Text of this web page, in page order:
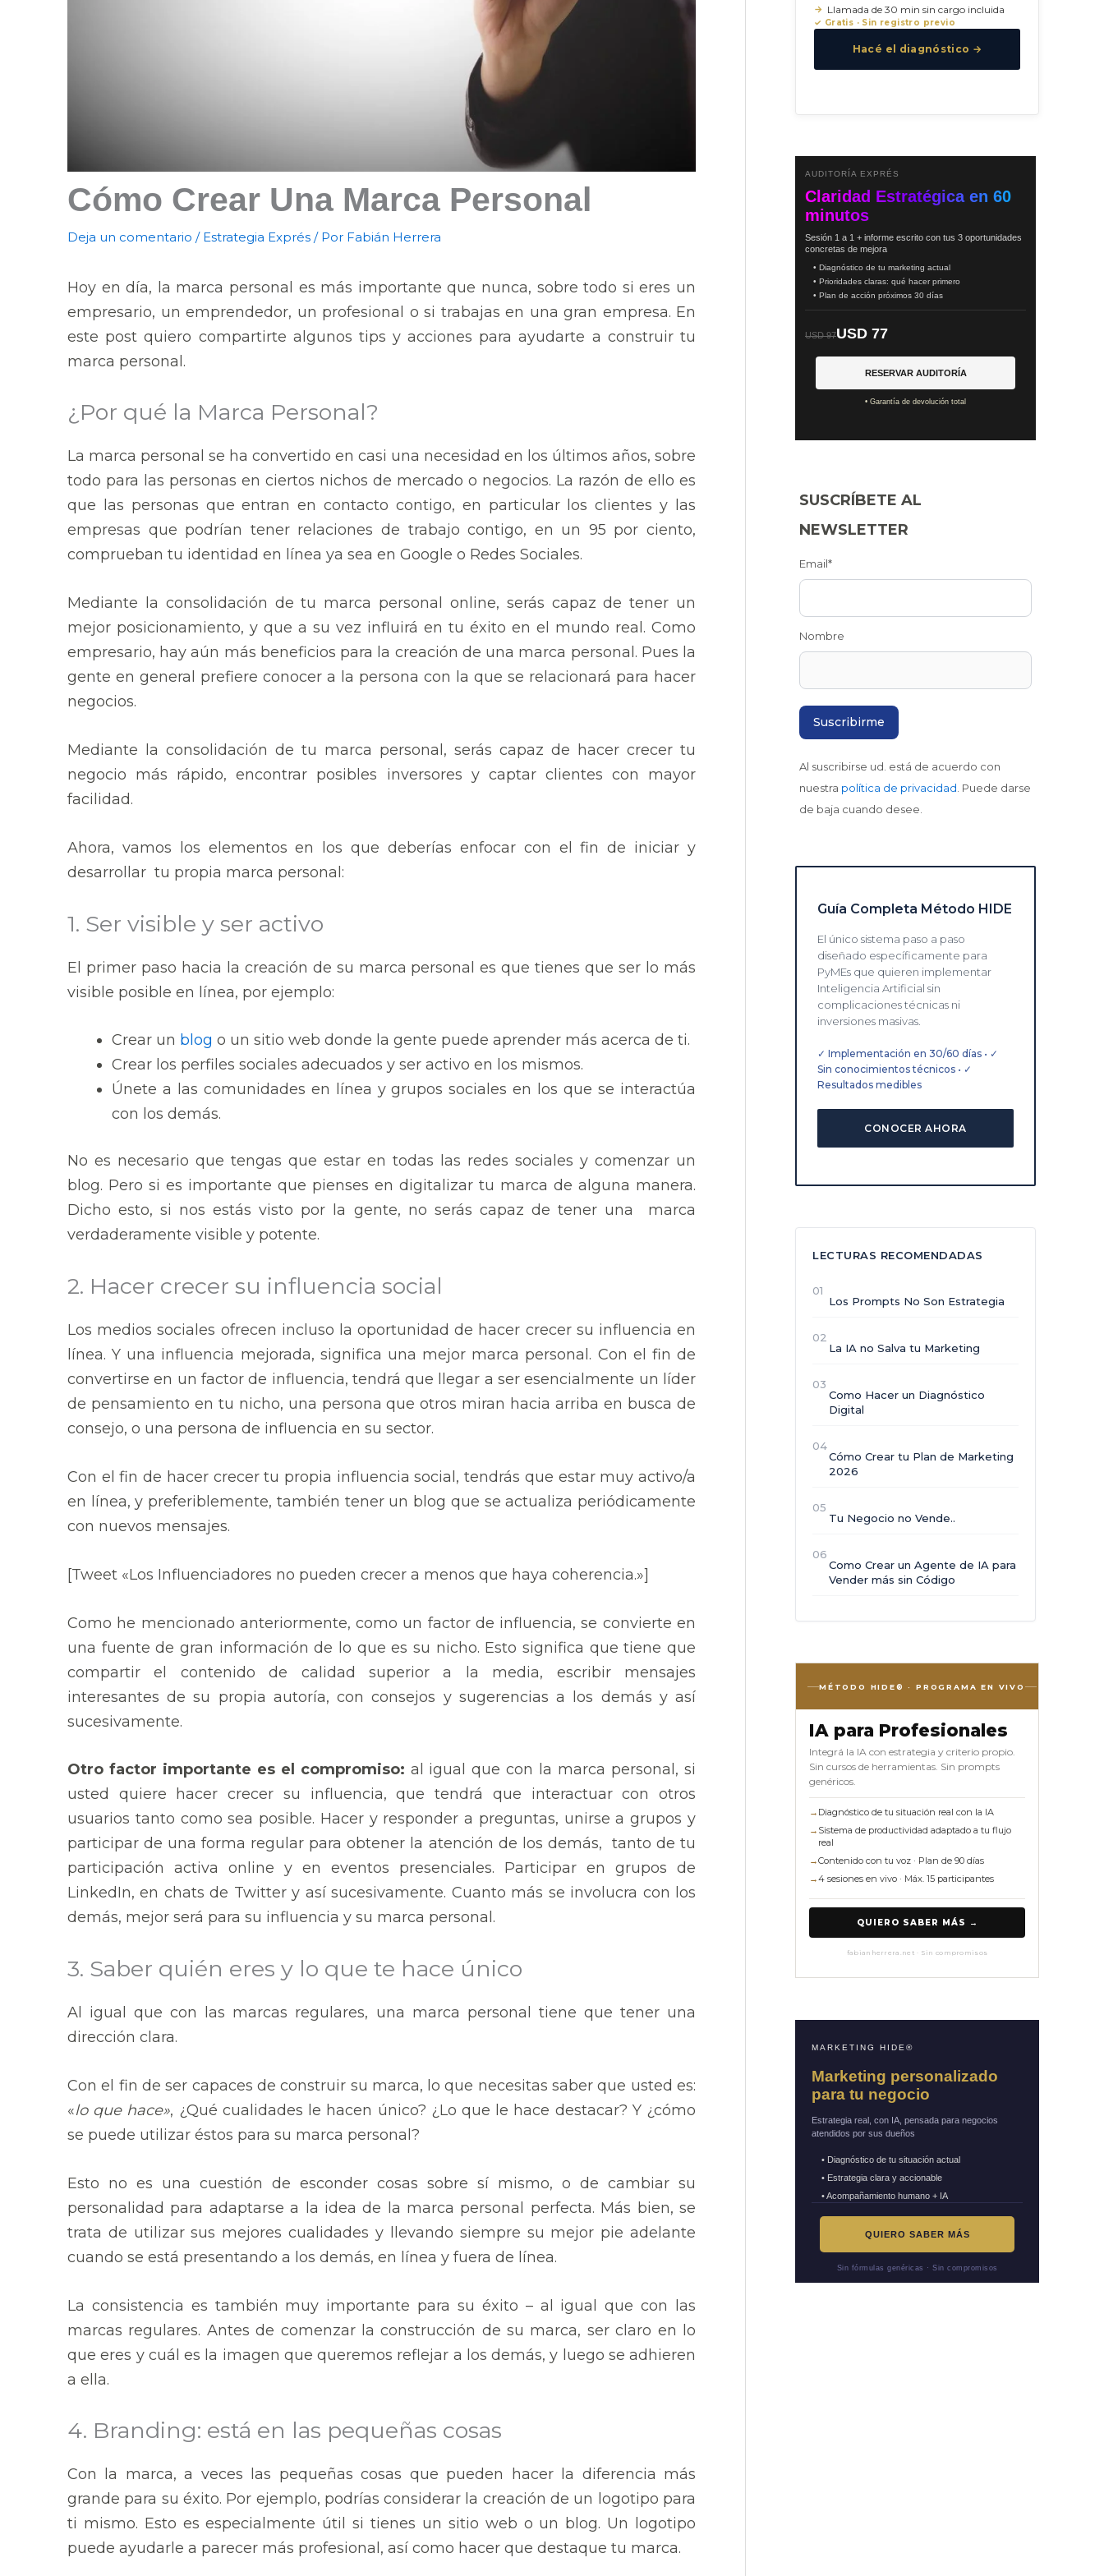
Cómo Crear Una Marca Personal
Deja un comentario / Estrategia Exprés / Por Fabián Herrera
Hoy en día, la marca personal es más importante que nunca, sobre todo si eres un
empresario, un emprendedor, un profesional o si trabajas en una gran empresa. En
este post quiero compartirte algunos tips y acciones para ayudarte a construir tu
marca personal.
¿Por qué la Marca Personal?
La marca personal se ha convertido en casi una necesidad en los últimos años, sobre
todo para las personas en ciertos nichos de mercado o negocios. La razón de ello es
que las personas que entran en contacto contigo, en particular los clientes y las
empresas que podrían tener relaciones de trabajo contigo, en un 95 por ciento,
comprueban tu identidad en línea ya sea en Google o Redes Sociales.
Mediante la consolidación de tu marca personal online, serás capaz de tener un
mejor posicionamiento, y que a su vez influirá en tu éxito en el mundo real. Como
empresario, hay aún más beneficios para la creación de una marca personal. Pues la
gente en general prefiere conocer a la persona con la que se relacionará para hacer
negocios.
Mediante la consolidación de tu marca personal, serás capaz de hacer crecer tu
negocio más rápido, encontrar posibles inversores y captar clientes con mayor
facilidad.
Ahora, vamos los elementos en los que deberías enfocar con el fin de iniciar y
desarrollar tu propia marca personal:
1. Ser visible y ser activo
El primer paso hacia la creación de su marca personal es que tienes que ser lo más
visible posible en línea, por ejemplo:
Crear un blog o un sitio web donde la gente puede aprender más acerca de ti.
Crear los perfiles sociales adecuados y ser activo en los mismos.
Únete a las comunidades en línea y grupos sociales en los que se interactúa
con los demás.
No es necesario que tengas que estar en todas las redes sociales y comenzar un
blog. Pero si es importante que pienses en digitalizar tu marca de alguna manera.
Dicho esto, si nos estás visto por la gente, no serás capaz de tener una marca
verdaderamente visible y potente.
2. Hacer crecer su influencia social
Los medios sociales ofrecen incluso la oportunidad de hacer crecer su influencia en
línea. Y una influencia mejorada, significa una mejor marca personal. Con el fin de
convertirse en un factor de influencia, tendrá que llegar a ser esencialmente un líder
de pensamiento en tu nicho, una persona que otros miran hacia arriba en busca de
consejo, o una persona de influencia en su sector.
Con el fin de hacer crecer tu propia influencia social, tendrás que estar muy activo/a
en línea, y preferiblemente, también tener un blog que se actualiza periódicamente
con nuevos mensajes.
[Tweet «Los Influenciadores no pueden crecer a menos que haya coherencia.»]
Como he mencionado anteriormente, como un factor de influencia, se convierte en
una fuente de gran información de lo que es su nicho. Esto significa que tiene que
compartir el contenido de calidad superior a la media, escribir mensajes
interesantes de su propia autoría, con consejos y sugerencias a los demás y así
sucesivamente.
Otro factor importante es el compromiso: al igual que con la marca personal, si
usted quiere hacer crecer su influencia, que tendrá que interactuar con otros
usuarios tanto como sea posible. Hacer y responder a preguntas, unirse a grupos y
participar de una forma regular para obtener la atención de los demás, tanto de tu
participación activa online y en eventos presenciales. Participar en grupos de
LinkedIn, en chats de Twitter y así sucesivamente. Cuanto más se involucra con los
demás, mejor será para su influencia y su marca personal.
3. Saber quién eres y lo que te hace único
Al igual que con las marcas regulares, una marca personal tiene que tener una
dirección clara.
Con el fin de ser capaces de construir su marca, lo que necesitas saber que usted es:
«lo que hace», ¿Qué cualidades le hacen único? ¿Lo que le hace destacar? Y ¿cómo
se puede utilizar éstos para su marca personal?
Esto no es una cuestión de esconder cosas sobre sí mismo, o de cambiar su
personalidad para adaptarse a la idea de la marca personal perfecta. Más bien, se
trata de utilizar sus mejores cualidades y llevando siempre su mejor pie adelante
cuando se está presentando a los demás, en línea y fuera de línea.
La consistencia es también muy importante para su éxito – al igual que con las
marcas regulares. Antes de comenzar la construcción de su marca, ser claro en lo
que eres y cuál es la imagen que queremos reflejar a los demás, y luego se adhieren
a ella.
4. Branding: está en las pequeñas cosas
Con la marca, a veces las pequeñas cosas que pueden hacer la diferencia más
grande para su éxito. Por ejemplo, podrías considerar la creación de un logotipo para
ti mismo. Esto es especialmente útil si tienes un sitio web o un blog. Un logotipo
puede ayudarle a parecer más profesional, así como hacer que destaque tu marca.
Llamada de 30 min sin cargo incluida
✓ Gratis · Sin registro previo
Hacé el diagnóstico →
AUDITORÍA EXPRÉS
Claridad Estratégica en 60
minutos
Sesión 1 a 1 + informe escrito con tus 3 oportunidades
concretas de mejora
• Diagnóstico de tu marketing actual
• Prioridades claras: qué hacer primero
• Plan de acción próximos 30 días
USD 97USD 77
RESERVAR AUDITORÍA
• Garantía de devolución total
SUSCRÍBETE AL
NEWSLETTER
Email*
Nombre
Al suscribirse ud. está de acuerdo con
nuestra política de privacidad . Puede darse
de baja cuando desee.
Guía Completa Método HIDE
El único sistema paso a paso
diseñado específicamente para
PyMEs que quieren implementar
Inteligencia Artificial sin
complicaciones técnicas ni
inversiones masivas.
✓ Implementación en 30/60 días • ✓
Sin conocimientos técnicos • ✓
Resultados medibles
CONOCER AHORA
LECTURAS RECOMENDADAS
01
Los Prompts No Son Estrategia
02
La IA no Salva tu Marketing
03
Como Hacer un Diagnóstico
Digital
04
Cómo Crear tu Plan de Marketing
2026
05
Tu Negocio no Vende..
06
Como Crear un Agente de IA para
Vender más sin Código
MÉTODO HIDE® · PROGRAMA EN VIVO
IA para Profesionales
Integrá la IA con estrategia y criterio propio.
Sin cursos de herramientas. Sin prompts
genéricos.
→ Diagnóstico de tu situación real con la IA
→ Sistema de productividad adaptado a tu flujo
real
→Contenido con tu voz · Plan de 90 días
→4 sesiones en vivo · Máx. 15 participantes
QUIERO SABER MÁS →
fabianherrera.net · Sin compromisos
MARKETING HIDE®
Marketing personalizado
para tu negocio
Estrategia real, con IA, pensada para negocios
atendidos por sus dueños
• Diagnóstico de tu situación actual
• Estrategia clara y accionable
• Acompañamiento humano + IA
QUIERO SABER MÁS
Sin fórmulas genéricas · Sin compromisos